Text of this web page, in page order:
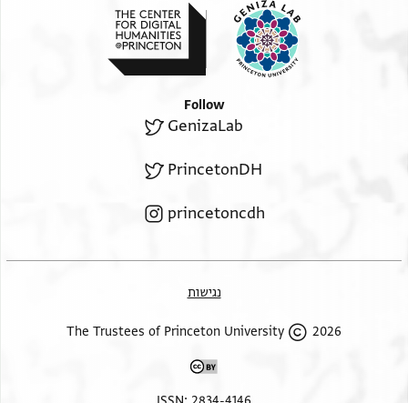
Follow
GenizaLab
PrincetonDH
princetoncdh
נגישות
2026 The Trustees of Princeton University